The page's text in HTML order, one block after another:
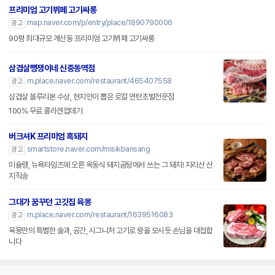
프리미엄 고기뷔페 고기싸롱
광고
map.naver.com/p/entry/place/1890790006
90평 최대규모 계산동 프리미엄 고기뷔페 고기싸롱
삼겹살뻥쟁이네 신중동역점
광고
m.place.naver.com/restaurant/465407558
삼겹살 블루리본 수상, 현지인이 뽑은 로컬 연탄초벌전문점
100% 무료 콜라겐껍데기
버크셔K 프리미엄 흑돼지
광고 smartstore.naver.com/misikbansang
미슐랭, 뉴욕타임즈에 오른 옥동식 돼지곰탕에서 쓰는 그 돼지! 지리산 산
지직송
그대가 꿈꾸던 고깃집 육몽
광고
m.place.naver.com/restaurant/1639516083
육몽만의 특별한 술과, 공간, 시그니처 고기로 왕을 모시듯 손님을 대접합
니다